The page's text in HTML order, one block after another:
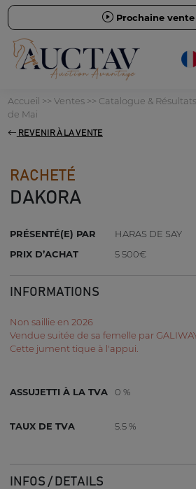
Prochaine vente
Accueil >> Ventes>> Catalogue & Résultats
de Mai
REVENIR À LA VENTE
RACHETÉ
DAKORA
PRÉSENTÉ(E) PAR
HARAS DE SAY
PRIX D’ACHAT
5 500€
INFORMATIONS
Non saillie en 2026
Vendue suitée de sa femelle par
Cette jument tique à l'appui.
ASSUJETTI À LA TVA 0 %
TAUX DE TVA 5.5 %
INFOS / DETAILS